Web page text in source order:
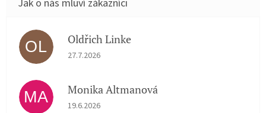
OL Oldřich Linke
Hodnocení obchodu je 5 z 5 hvězdiček.
27.7.2026
MA Monika Altmanová
Hodnocení obchodu je 5 z 5 hvězdiček.
19.6.2026